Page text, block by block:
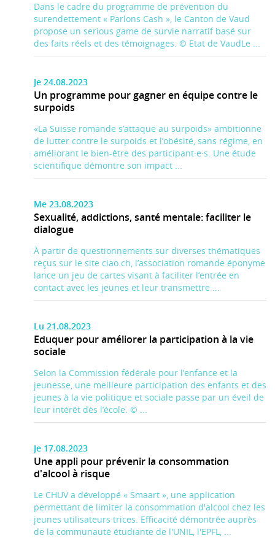
Dans le cadre du programme de prévention du
surendettement « Parlons Cash », le Canton de Vaud
propose un serious game de survie narratif basé sur
des faits réels et des témoignages. © Etat de VaudLe ...
Je 24.08.2023
Un programme pour gagner en équipe contre le
surpoids
«La Suisse romande s’attaque au surpoids» ambitionne
de lutter contre le surpoids et l’obésité, sans régime, en
améliorant le bien-être des participant·e·s. Une étude
scientifique démontre son impact ...
Me 23.08.2023
Sexualité, addictions, santé mentale: faciliter le
dialogue
À partir de questionnements sur diverses thématiques
reçus sur le site ciao.ch, l’association romande éponyme
lance un jeu de cartes visant à faciliter l’entrée en
contact avec les jeunes et leur transmettre ...
Lu 21.08.2023
Eduquer pour améliorer la participation à la vie
sociale
Selon la Commission fédérale pour l’enfance et la
jeunesse, une meilleure participation des enfants et des
jeunes à la vie politique et sociale passe par un éveil de
leur intérêt dès l’école. © ...
Je 17.08.2023
Une appli pour prévenir la consommation
d'alcool à risque
Le CHUV a développé « Smaart », une application
permettant de limiter la consommation d'alcool chez les
jeunes utilisateurs·trices. Efficacité démontrée auprès
de la communauté étudiante de l'UNIL, l'EPFL, ...